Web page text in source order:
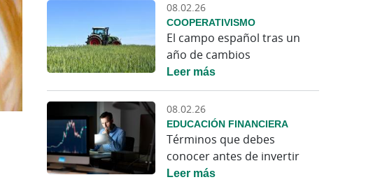
08.02.26
COOPERATIVISMO
El campo español tras un
año de cambios
Leer más
08.02.26
EDUCACIÓN FINANCIERA
Términos que debes
conocer antes de invertir
Leer más